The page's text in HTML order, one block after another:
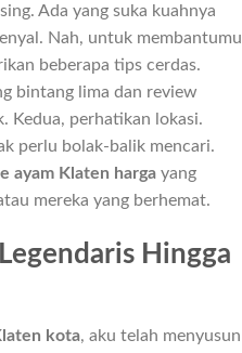
Ada yang suka kuahnya
Nah, untuk membantumu
beberapa tips cerdas.
bintang lima dan review
Kedua, perhatikan lokasi.
perlu bolak-balik mencari.
ayam Klaten harga yang
mereka yang berhemat.
Hingga
kota, aku telah menyusun